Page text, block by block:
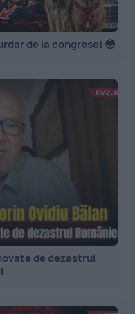
de la congrese! 😳
de dezastrul